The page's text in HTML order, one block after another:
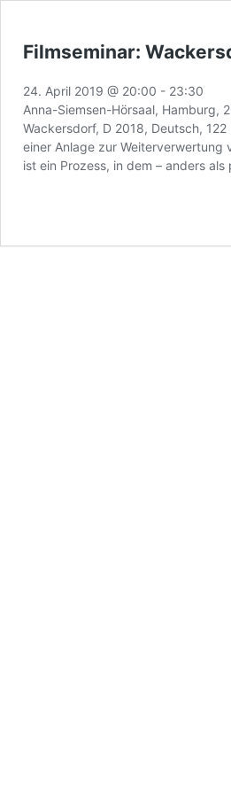
Filmseminar:
24. April 2019 @ 20:00 - 23:30
Anna-Siemsen-Hörsaal, Hamburg,
Wackersdorf, D 2018, Deutsch,
einer Anlage zur Weiterverwertung
ist ein Prozess, in dem – anders